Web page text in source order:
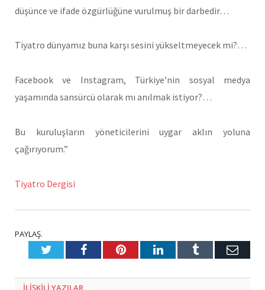
düşünce ve ifade özgürlüğüne vurulmuş bir darbedir…
Tiyatro dünyamız buna karşı sesini yükseltmeyecek mi?…
Facebook ve Instagram, Türkiye’nin sosyal medya
yaşamında sansürcü olarak mı anılmak istiyor?…
Bu kuruluşların yöneticilerini uygar aklın yoluna
çağırıyorum.”
Tiyatro Dergisi
PAYLAŞ.
TwitterFacebookPinterestLinkedInTumblr E-
ILIŞKILI YAZILAR